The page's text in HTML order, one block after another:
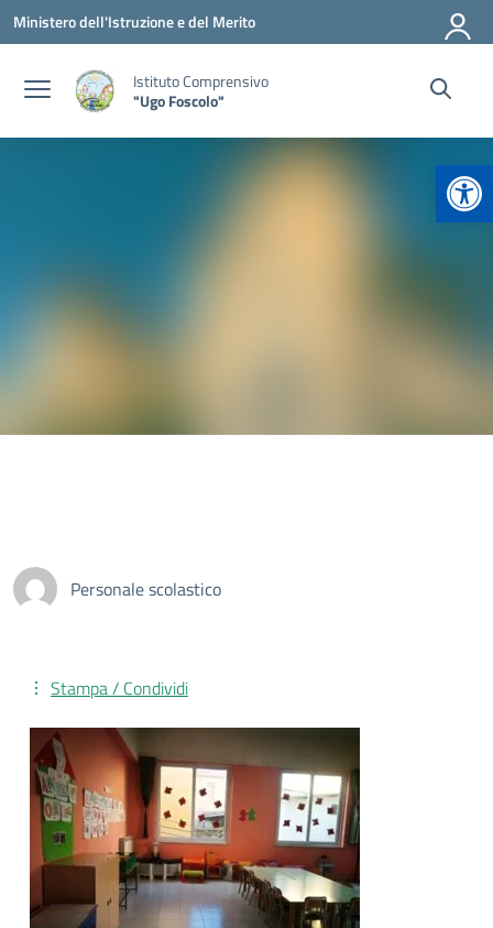
Vai ai contenuti
Vai al menu di navigazione
Vai al footer
Ministero dell'Istruzione e del Merito
Istituto Comprensivo
"Ugo Foscolo"
Personale scolastico
Stampa / Condividi